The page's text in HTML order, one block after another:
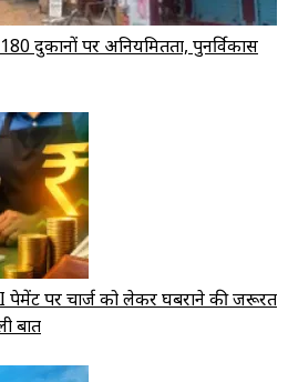
दुकानों पर अनियमितता, पुनर्विकास
पेमेंट पर चार्ज को लेकर घबराने की जरूरत
बात